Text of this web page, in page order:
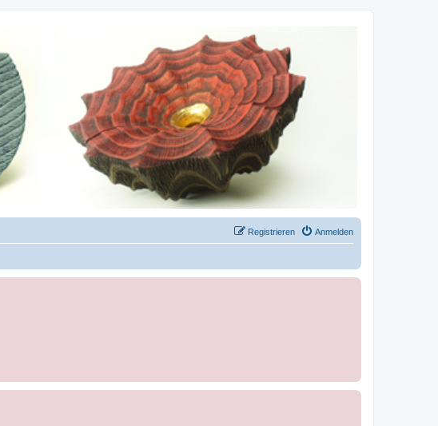
Anmelden
Registrieren